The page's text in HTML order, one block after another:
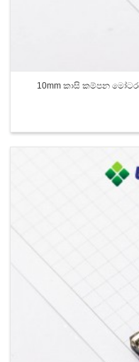
10mm කාසි කම්පන